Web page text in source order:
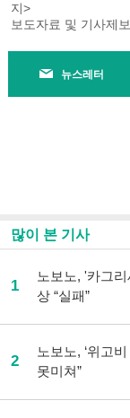
지>
보도자료 및 기사제보
뉴스레터
많이 본 기사
1
노보노, '카그
상 “실패”
2
노보노, ‘위고
못미쳐”